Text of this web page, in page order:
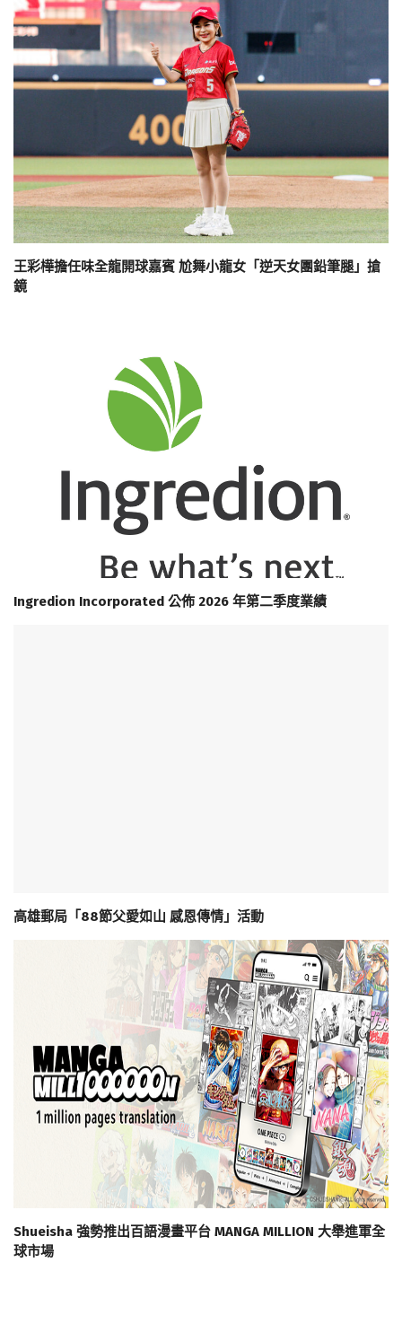
王彩樺擔任味全龍開球嘉賓 尬舞小龍女「逆天女團鉛筆腿」搶
鏡
Ingredion Incorporated 公佈 2026 年第二季度業績
高雄郵局「88節父愛如山 感恩傳情」活動
Shueisha 強勢推出百語漫畫平台 MANGA MILLION 大舉進軍全
球市場